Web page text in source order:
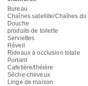
Bureau
Chaînes satellite/Chaînes du
Douche
produits de toilette
Serviettes
Réveil
Rideaux à occlusion totale
Portant
Cafetière/théière
Sèche-cheveux
Linge de maison